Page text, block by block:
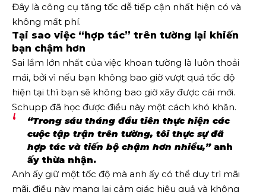
Đây là công cụ tăng tốc dễ tiếp cận nhất hiện có và
không mất phí.
Tại sao việc “hợp tác” trên tường lại khiến
bạn chậm hơn
Sai lầm lớn nhất của việc khoan tường là luôn thoải
mái, bởi vì nếu bạn không bao giờ vượt quá tốc độ
hiện tại thì bạn sẽ không bao giờ xây được cái mới.
Schupp đã học được điều này một cách khó khăn.
“Trong sáu tháng đầu tiên thực hiện các
cuộc tập trận trên tường, tôi thực sự đã
hợp tác và tiến bộ chậm hơn nhiều,”anh
ấy thừa nhận.
Anh ấy giữ một tốc độ mà anh ấy có thể duy trì mãi
mãi, điều này mang lại cảm giác hiệu quả và không